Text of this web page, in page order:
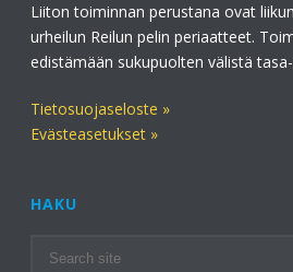
Liiton toiminnan perustana ovat
urheilun Reilun pelin periaatteet.
edistämään sukupuolten välistä
Tietosuojaseloste »
Evästeasetukset »
HAKU